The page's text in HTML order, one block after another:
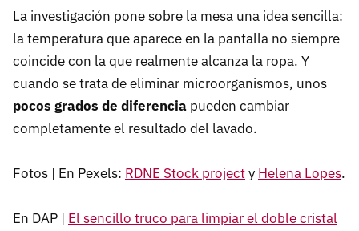
La investigación pone sobre la mesa una idea sencilla:
la temperatura que aparece en la pantalla no siempre
coincide con la que realmente alcanza la ropa. Y
cuando se trata de eliminar microorganismos, unos
pocos grados de diferencia pueden cambiar
completamente el resultado del lavado.
Fotos | En Pexels: RDNE Stock projecty Helena Lopes.
En DAP | El sencillo truco para limpiar el doble cristal